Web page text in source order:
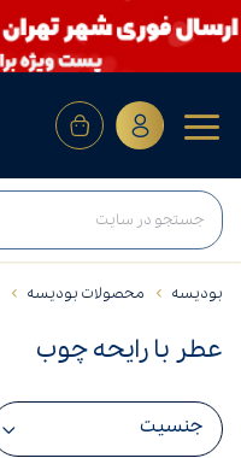
بودیسه محصولات بودیسه
عطر با رایحه چوب
جنسیت